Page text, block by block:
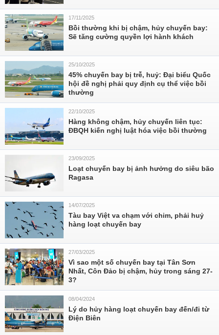
17/11/2025
Bồi thường khi bị chậm, hủy chuyến bay:
Sẽ tăng cường quyền lợi hành khách
25/10/2025
45% chuyến bay bị trễ, huỷ: Đại biểu Quốc
hội đề nghị phải quy định cụ thể việc bồi
thường
22/10/2025
Hàng không chậm, hủy chuyến liên tục:
ĐBQH kiến nghị luật hóa việc bồi thường
23/09/2025
Loạt chuyến bay bị ảnh hưởng do siêu bão
Ragasa
14/07/2025
Tàu bay Việt va chạm với chim, phải huỷ
hàng loạt chuyến bay
27/03/2025
Vì sao một số chuyến bay tại Tân Sơn
Nhất, Côn Đảo bị chậm, hủy trong sáng 27-
3?
08/04/2024
Lý do hủy hàng loạt chuyến bay đến/đi từ
Điện Biên